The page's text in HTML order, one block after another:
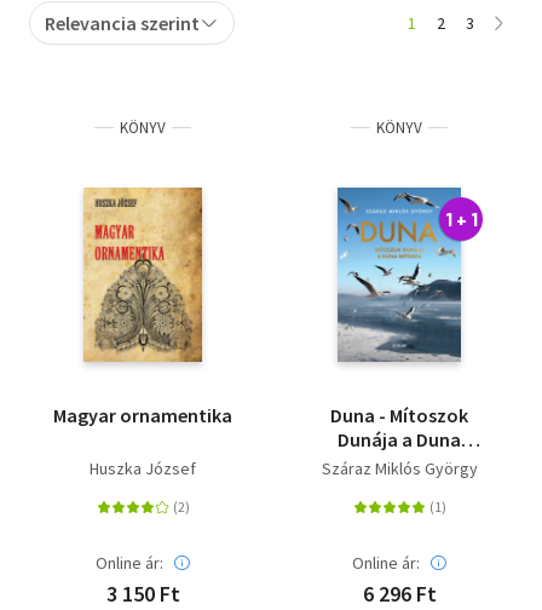
Történelem
Relevancia szerint 1 2 3
KÖNYV
Magyar ornamentika
Huszka József
Online ár:
3 150 Ft
KÖNYV
1 + 1
Duna - Mítoszok
Dunája a Duna
mítosza
Száraz Miklós György
Online ár:
6 296 Ft